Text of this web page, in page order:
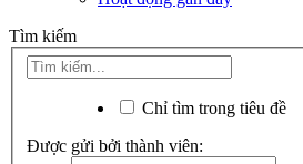
Tìm kiếm
Chỉ tìm trong tiêu đề
Được gửi bởi thành viên: